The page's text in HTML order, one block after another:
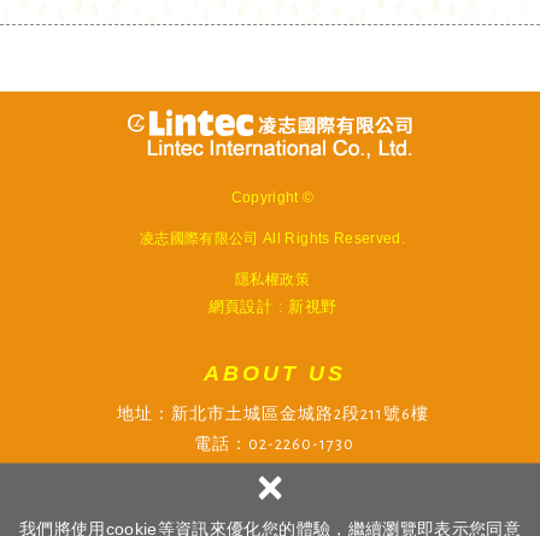
我們將使用cookie等資訊來優化您的體驗，繼續瀏覽即表示您同意
×
Copyright ©
凌志國際有限公司 All Rights Reserved.
隱私權政策
網頁設計 : 新視野
ABOUT US
地址：新北市土城區金城路2段211號6樓
電話：02-2260-1730
傳真：02-2260-1747
信箱：will@lintec-si.com.tw